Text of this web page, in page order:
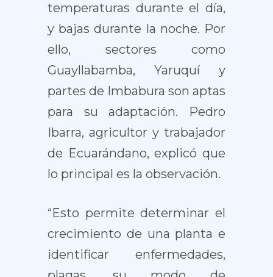
temperaturas durante el día,
y bajas durante la noche. Por
ello, sectores como
Guayllabamba, Yaruquí y
partes de Imbabura son aptas
para su adaptación. Pedro
Ibarra, agricultor y trabajador
de Ecuarándano, explicó que
lo principal es la observación.
“Esto permite determinar el
crecimiento de una planta e
identificar enfermedades,